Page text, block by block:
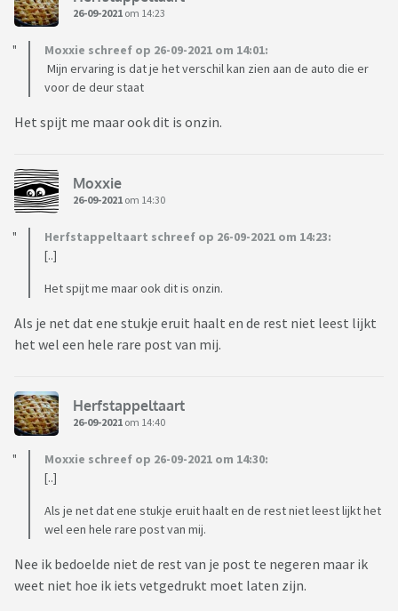
26-09-2021 om 14:23
Moxxie schreef op 26-09-2021 om 14:01:
Mijn ervaring is dat je het verschil kan zien aan de auto die er
voor de deur staat
Het spijt me maar ook dit is onzin.
Moxxie
26-09-2021 om 14:30
Herfstappeltaart schreef op 26-09-2021 om 14:23:
[..]
Het spijt me maar ook dit is onzin.
Als je net dat ene stukje eruit haalt en de rest niet leest lijkt
het wel een hele rare post van mij.
Herfstappeltaart
26-09-2021 om 14:40
Moxxie schreef op 26-09-2021 om 14:30:
[..]
Als je net dat ene stukje eruit haalt en de rest niet leest lijkt het
wel een hele rare post van mij.
Nee ik bedoelde niet de rest van je post te negeren maar ik
weet niet hoe ik iets vetgedrukt moet laten zijn.